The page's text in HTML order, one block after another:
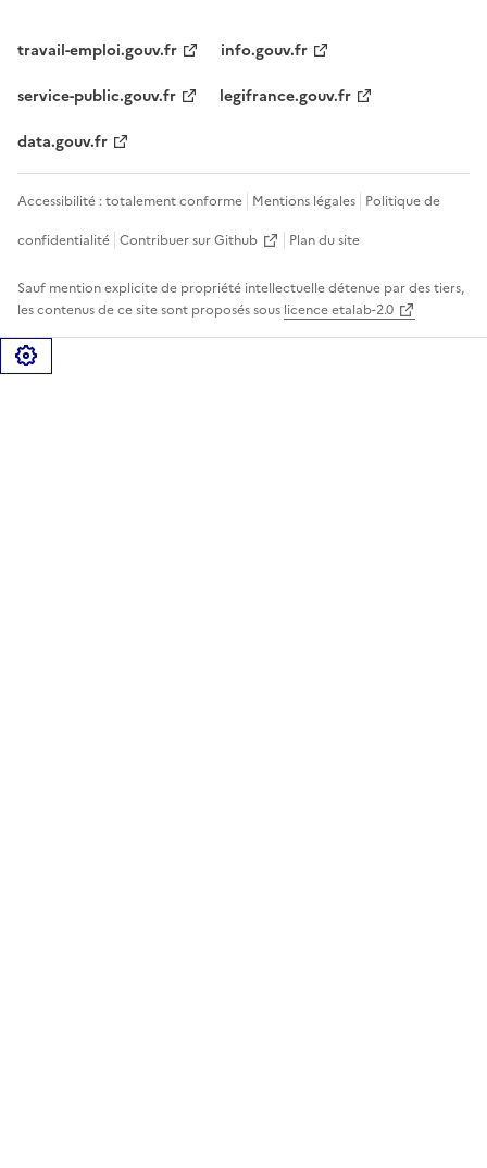
travail-emploi.gouv.fr
info.gouv.fr
service-public.gouv.fr
legifrance.gouv.fr
data.gouv.fr
Accessibilité : totalement conforme Mentions légales Politique de
confidentialité Contribuer sur Github Plan du site
Sauf mention explicite de propriété intellectuelle détenue par des tiers,
les contenus de ce site sont proposés sous licence etalab-2.0
Gérer les cookies